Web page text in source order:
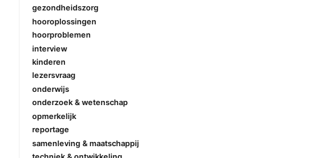
gezondheidszorg
hooroplossingen
hoorproblemen
interview
kinderen
lezersvraag
onderwijs
onderzoek & wetenschap
opmerkelijk
reportage
samenleving & maatschappij